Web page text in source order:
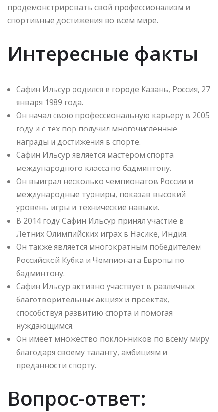
продемонстрировать свой профессионализм и
спортивные достижения во всем мире.
Интересные факты
Сафин Ильсур родился в городе Казань, Россия, 27
января 1989 года.
Он начал свою профессиональную карьеру в 2005
году и с тех пор получил многочисленные
награды и достижения в спорте.
Сафин Ильсур является мастером спорта
международного класса по бадминтону.
Он выиграл несколько чемпионатов России и
международные турниры, показав высокий
уровень игры и технические навыки.
В 2014 году Сафин Ильсур принял участие в
Летних Олимпийских играх в Насике, Индия.
Он также является многократным победителем
Российской Кубка и Чемпионата Европы по
бадминтону.
Сафин Ильсур активно участвует в различных
благотворительных акциях и проектах,
способствуя развитию спорта и помогая
нуждающимся.
Он имеет множество поклонников по всему миру
благодаря своему таланту, амбициям и
преданности спорту.
Вопрос-ответ: